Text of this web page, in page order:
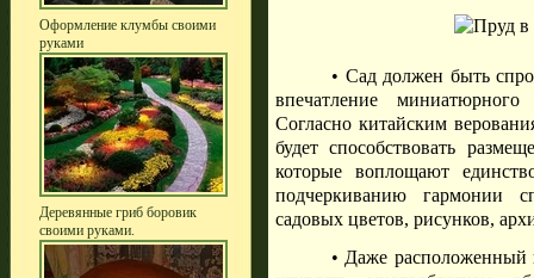
Оформление клумбы своими
руками
Деревянные гриб боровик
своими руками.
• Сад должен быть
впечатление
Согласно китайским
будет способствовать
которые воплощают
подчеркиванию гармонии
садовых цветов, рисунков,
• Даже расположенный